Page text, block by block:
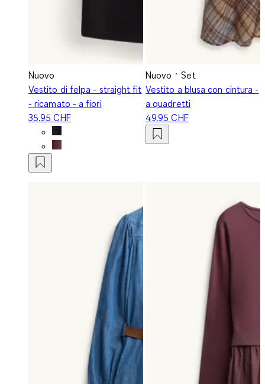
Nuovo
Vestito di felpa - straight fit
- ricamato - a fiori
35.95 CHF
Nuovo
Set
Vestito a blusa con cintura -
a quadretti
49.95 CHF